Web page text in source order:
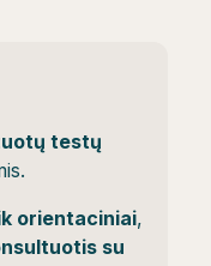
testų
orientaciniai,
su